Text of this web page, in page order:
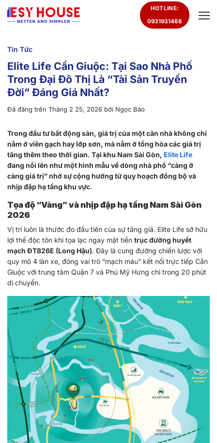
đến
HOTLINE:
0931931468
Tin Tức
Elite Life Cần Giuộc: Tại Sao Nhà Phố
Trong Đại Đô Thị Là “Tài Sản Truyền
Đời” Đáng Giá Nhất?
Đã đăng trên Tháng 2 25, 2026 bởi Ngọc Bảo
Trong đầu tư bất động sản, giá trị của một căn nhà không chỉ
nằm ở viên gạch hay lớp sơn, mà nằm ở tổng hòa các giá trị
tăng thêm theo thời gian. Tại khu Nam Sài Gòn, Elite Life
đang nổi lên như một hình mẫu về dòng nhà phố “càng ở
càng giá trị” nhờ sự cộng hưởng từ quy hoạch đồng bộ và
nhịp đập hạ tầng khu vực.
Tọa độ “Vàng” và nhịp đập hạ tầng Nam Sài Gòn
2026
Vị trí luôn là thước đo đầu tiên của sự tăng giá. Elite Life sở hữu
lợi thế độc tôn khi tọa lạc ngay mặt tiền trục đường huyết
mạch ĐT826E (Long Hậu). Đây là cung đường chiến lược với
quy mô 4 làn xe, đóng vai trò “mạch máu” kết nối trực tiếp Cần
Giuộc với trung tâm Quận 7 và Phú Mỹ Hưng chỉ trong 20 phút
di chuyển.